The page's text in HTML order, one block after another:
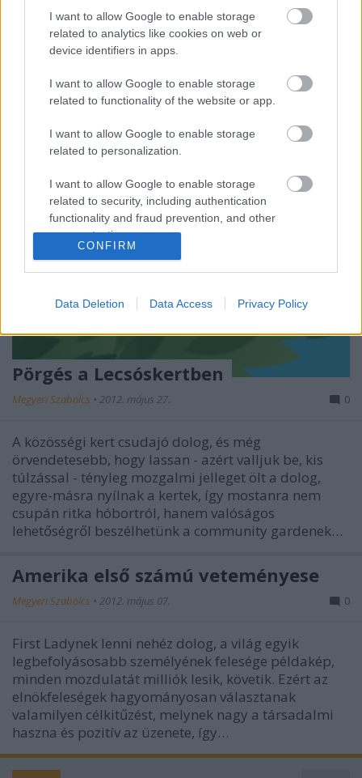
I want to allow Google to enable storage
related to analytics like cookies on web or
device identifiers in apps.
I want to allow Google to enable storage
related to functionality of the website or app.
I want to allow Google to enable storage
related to personalization.
I want to allow Google to enable storage
related to security, including authentication
functionality and fraud prevention, and other
user protection.
CONFIRM
Data Deletion Data Access Privacy Policy
Pörgés a Lecsóskertben
Megyeri Szabolcs • 2012. május 27. 0
A közösségi kert csudajó dolog, és még
örvendetesebb, hogy lassan - azért valljuk be, kis
túlzással - tényleg mozgalmi jelleget ölt a dolog,
egyre-másra nyílnak a kertek, így mostanra nem
csupán ritka hóbortról, hanem valóságos
lehetőségről beszélhetünk a community gardenek…
Amerika első számú veteményese
Megyeri Szabolcs • 2012. május 07. 0
First Ladynek lenni nehéz dolog, a világ egyik
legbefolyásosabb személyének felesége példakép,
minden mozdulatát milliók lesik, követik. Ezért az
elnökfeleségek hagyományosan választanak
valamilyen célkitűzést, melynek nagy a társadalmi
haszna és pozitív az üzenete, így…